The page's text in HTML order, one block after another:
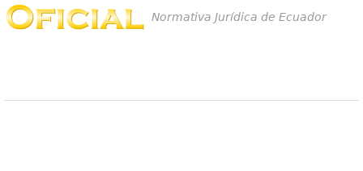
Normativa Jurídica de Ecuador